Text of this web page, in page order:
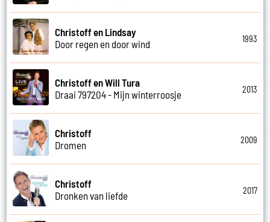
Christoff en Lindsay
Door regen en door wind
1993
Christoff en Will Tura
Draai 797204 - Mijn winterroosje
2013
Christoff
Dromen
2009
Christoff
Dronken van liefde
2017